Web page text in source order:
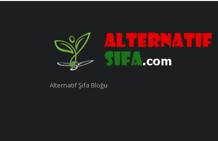
Alternatif Şifa Bloğu